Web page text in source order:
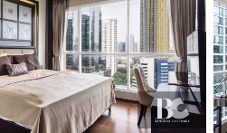
เพิ่มยูนิตเปรียบเทียบ
รายการที่ 3
เ
ล